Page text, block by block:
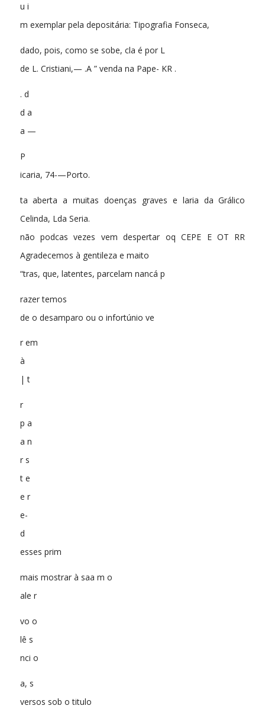
u i
m exemplar pela depositária: Tipografia Fonseca,
dado, pois, como se sobe, cla é por L
de L. Cristiani,— .A ” venda na Pape- KR .
. d
d a
a —
P
icaria, 74-—Porto.
ta aberta a muitas doenças graves e laria da Grálico
Celinda, Lda Seria.
não podcas vezes vem despertar oq CEPE E OT RR
Agradecemos à gentileza e maito
“tras, que, latentes, parcelam nancá p
razer temos
de o desamparo ou o infortúnio ve
r em
à
| t
r
p a
a n
r s
t e
e r
e-
d
esses prim
mais mostrar à saa m o
ale r
vo o
lê s
nci o
a, s
versos sob o titulo